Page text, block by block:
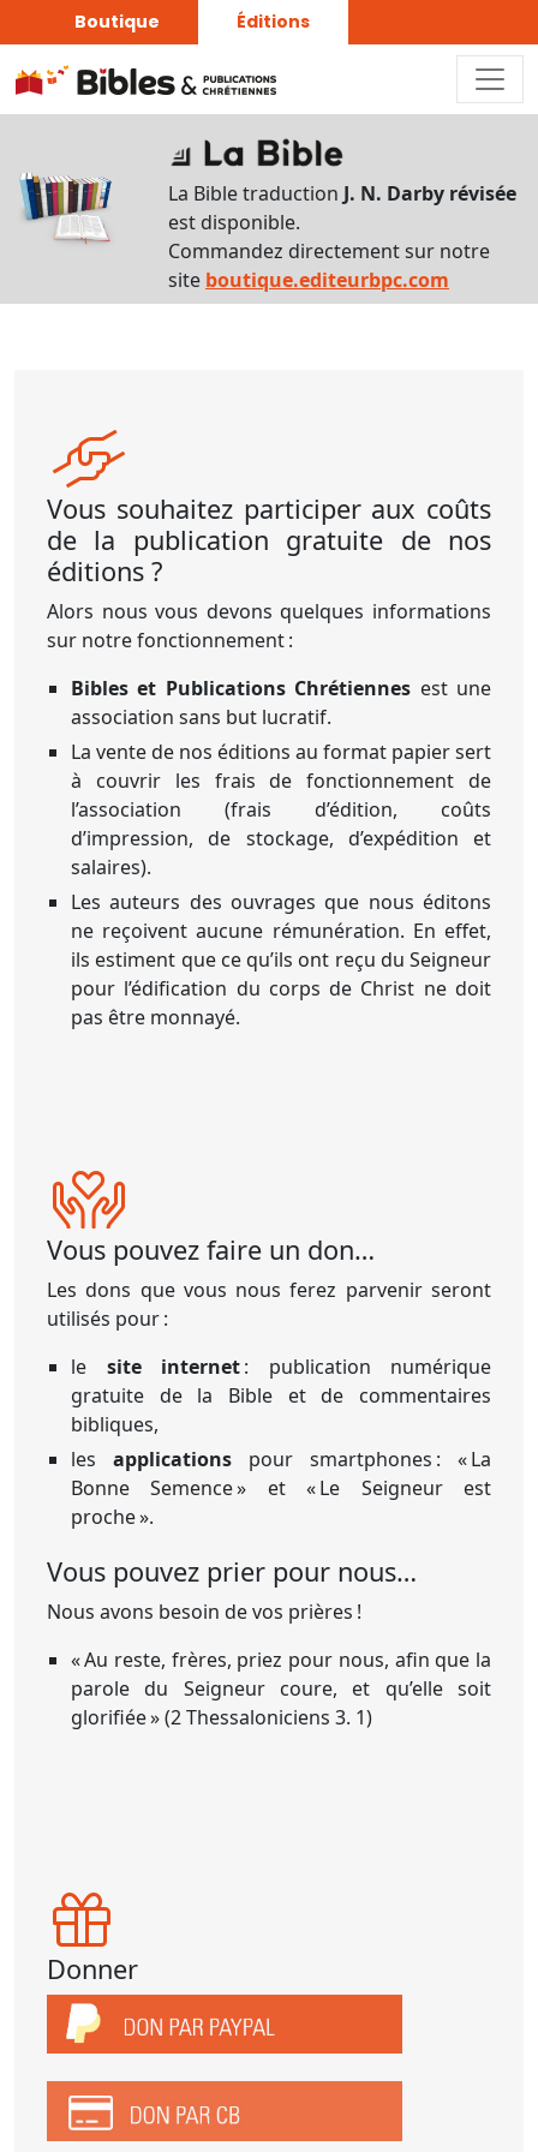
Boutique Éditions
La Bible traduction J. N. Darby révisée
est disponible.
Commandez directement sur notre
site boutique.editeurbpc.com
Vous souhaitez participer aux coûts
de la publication gratuite de nos
éditions ?
Alors nous vous devons quelques informations
sur notre fonctionnement :
Bibles et Publications Chrétiennes est une
association sans but lucratif.
La vente de nos éditions au format papier sert
à couvrir les frais de fonctionnement de
l’association (frais d’édition, coûts
d’impression, de stockage, d’expédition et
salaires).
Les auteurs des ouvrages que nous éditons
ne reçoivent aucune rémunération. En effet,
ils estiment que ce qu’ils ont reçu du Seigneur
pour l’édification du corps de Christ ne doit
pas être monnayé.
Vous pouvez faire un don…
Les dons que vous nous ferez parvenir seront
utilisés pour :
le site internet: publication numérique
gratuite de la Bible et de commentaires
bibliques,
les applications pour smartphones : « La
Bonne Semence » et « Le Seigneur est
proche ».
Vous pouvez prier pour nous…
Nous avons besoin de vos prières !
« Au reste, frères, priez pour nous, afin que la
parole du Seigneur coure, et qu’elle soit
glorifiée »(2 Thessaloniciens 3. 1)
Donner